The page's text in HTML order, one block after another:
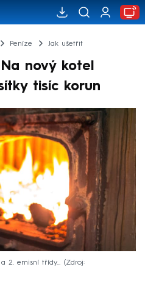
Peníze Jak ušetřit
nový kotel
tisíc korun
2. emisní třídy...
Zdroj: